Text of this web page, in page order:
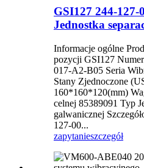
GSI127 244-127-
Jednostka
Informacje ogólne
pozycji GSI127
017-A2-B05 Seria
Stany Zjednoczone
160*160*120(mm)
celnej 85389091 Typ
galwanicznej
127-00...
zapytanieszczegół